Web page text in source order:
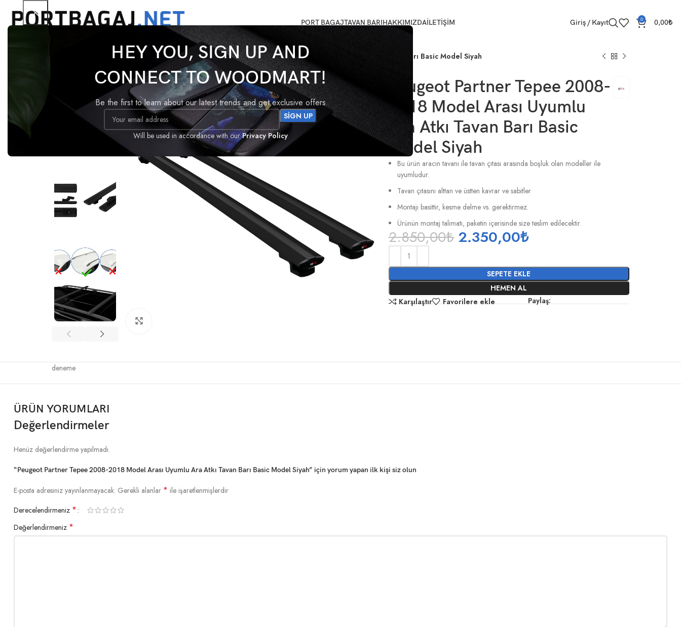
HEY YOU, SIGN UP AND
CONNECT TO WOODMART!
Be the first to learn about our latest trends and get exclusive offers
Will be used in accordance with ourPrivacy Policy
PORT BAGAJTAVAN BARIHAKKIMIZDAİLETİŞİM Giriş / Kayıt 0 0,00₺
Tavan Barı Basic Peugeot Partner Tepee 2008-2018 Model Arası Uyumlu Ara Atkı Tavan Barı Basic Model Siyah
-18%
Peugeot Partner Tepee 2008-
2018 Model Arası Uyumlu
Ara Atkı Tavan Barı Basic
Model Siyah
Bu ürün aracın tavanı ile tavan çıtası arasında boşluk olan modeller ile
uyumludur.
Tavan çıtasını alttan ve üstten kavrar ve sabitler
Montajı basittir, kesme delme vs. gerektirmez.
Ürünün montaj talimatı, paketin içerisinde size teslim edilecektir.
2.850,00₺ 2.350,00₺
SEPETE EKLE
HEMEN AL
Karşılaştır
Favorilere ekle Paylaş:
deneme
ÜRÜN YORUMLARI
Değerlendirmeler
Henüz değerlendirme yapılmadı.
“Peugeot Partner Tepee 2008-2018 Model Arası Uyumlu Ara Atkı Tavan Barı Basic Model Siyah” için yorum yapan ilk kişi siz olun
E-posta adresiniz yayınlanmayacak. Gerekli alanlar * ile işaretlenmişlerdir
Derecelendirmeniz *
Değerlendirmeniz *